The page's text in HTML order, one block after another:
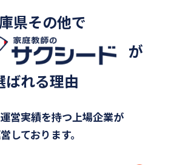
県その他で
が
ばれる理由
営実績を持つ上場企業が
しております。